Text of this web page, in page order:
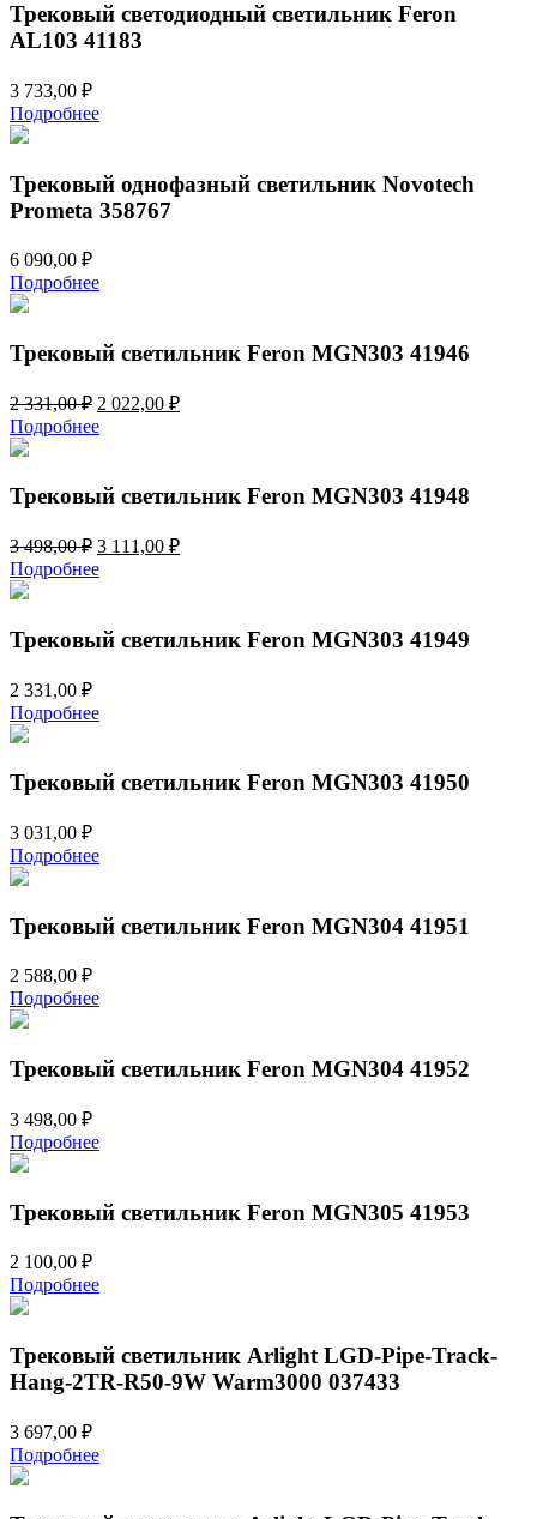
Трековый светодиодный светильник Feron
AL103 41183
3 733,00 ₽
Подробнее
Трековый однофазный светильник Novotech
Prometa 358767
6 090,00 ₽
Подробнее
Трековый светильник Feron MGN303 41946
2 331,00₽ Первоначальная
цена
составляла
331,00 ₽.
2 022,00 ₽Текущая
Подробнее
Трековый светильник Feron MGN303 41948
3 498,00₽ Первоначальная
цена
составляла
498,00 ₽.
3 111,00 ₽Текущая
Подробнее
Трековый светильник Feron MGN303 41949
2 331,00 ₽
Подробнее
Трековый светильник Feron MGN303 41950
3 031,00 ₽
Подробнее
Трековый светильник Feron MGN304 41951
2 588,00 ₽
Подробнее
Трековый светильник Feron MGN304 41952
3 498,00 ₽
Подробнее
Трековый светильник Feron MGN305 41953
2 100,00 ₽
Подробнее
Трековый светильник Arlight LGD-Pipe-Track-
Hang-2TR-R50-9W Warm3000 037433
3 697,00 ₽
Подробнее